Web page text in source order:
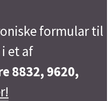
formular til
et af
8832, 9620,